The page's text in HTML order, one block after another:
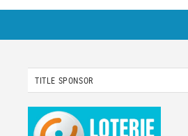
TITLE SPONSOR